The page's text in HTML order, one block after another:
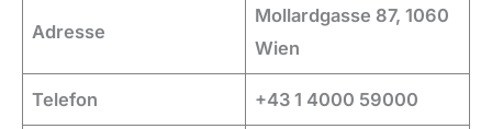
Adresse
Mollardgasse 87, 1060
Wien
Telefon +43 1 4000 59000